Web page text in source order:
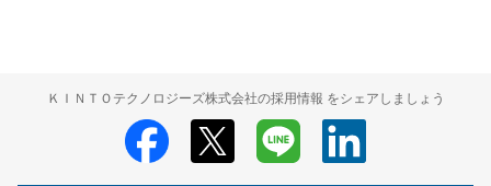
ＫＩＮＴＯテクノロジーズ株式会社の採用情報 をシェアしましょう